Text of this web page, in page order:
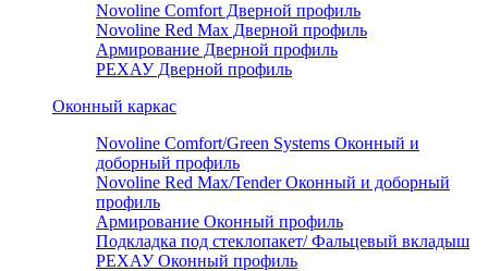
Novoline Comfort Дверной профиль
Novoline Red Мax Дверной профиль
Армирование Дверной профиль
РЕХАУ Дверной профиль
Оконный каркас
Novoline Comfort/Green Systems Оконный и
доборный профиль
Novoline Red Max/Tender Оконный и доборный
профиль
Армирование Оконный профиль
Подкладка под стеклопакет/ Фальцевый вкладыш
РЕХАУ Оконный профиль